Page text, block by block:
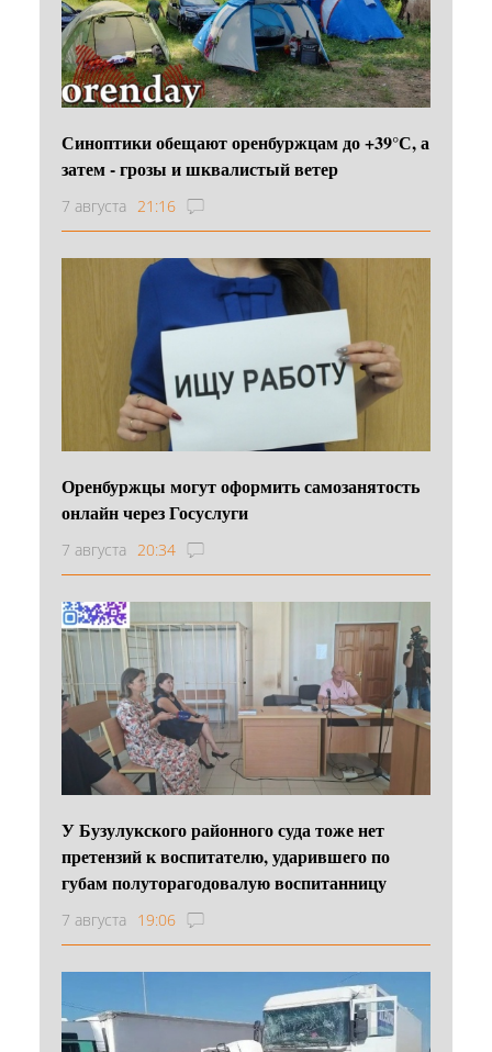
Синоптики обещают оренбуржцам до +39°С, а
затем - грозы и шквалистый ветер
7 августа 21:16
Оренбуржцы могут оформить самозанятость
онлайн через Госуслуги
7 августа 20:34
У Бузулукского районного суда тоже нет
претензий к воспитателю, ударившего по
губам полуторагодовалую воспитанницу
7 августа 19:06